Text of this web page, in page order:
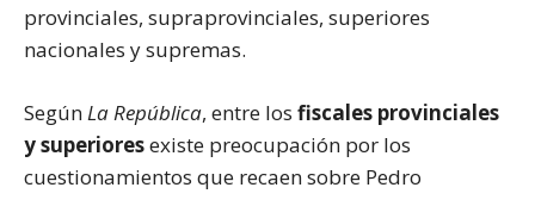
provinciales, supraprovinciales, superiores
nacionales y supremas.
SegúnLa República, entre los fiscales provinciales
y superioresexiste preocupación por los
cuestionamientos que recaen sobre Pedro